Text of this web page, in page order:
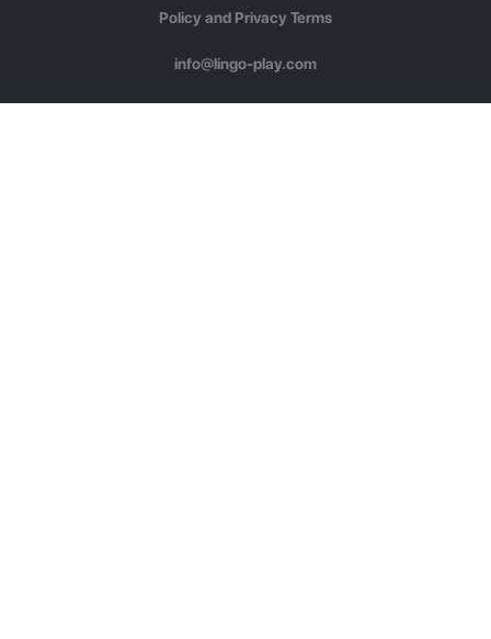
Policy and Privacy Terms
info@lingo-play.com